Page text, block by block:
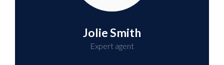
Jolie Smith
Expert agent